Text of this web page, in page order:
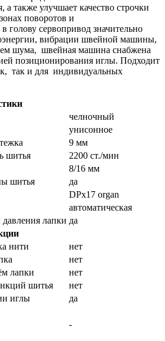
а также улучшает качество строчки
поворотов и
голову сервопривод значительно
вибрации швейной машины,
шума, швейная машина снабжена
позиционирования иглы. Подходит
так и для индивидуальных
челночный
унисонное
9 мм
шитья
2200 ст./мин
8/16 мм
шитья
да
DPx17 organ
автоматическая
лапки да
нити
нет
нет
лапки
нет
шитья
нет
иглы
да
-